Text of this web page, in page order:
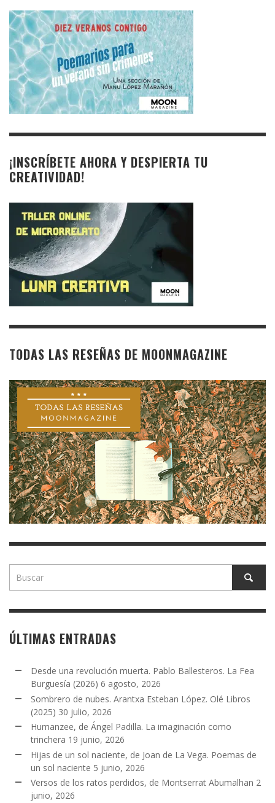
¡INSCRÍBETE AHORA Y DESPIERTA TU
CREATIVIDAD!
TODAS LAS RESEÑAS DE MOONMAGAZINE
ÚLTIMAS ENTRADAS
Desde una revolución muerta. Pablo Ballesteros. La Fea
Burguesía (2026) 6 agosto, 2026
Sombrero de nubes. Arantxa Esteban López. Olé Libros
(2025) 30 julio, 2026
Humanzee, de Ángel Padilla. La imaginación como
trinchera 19 junio, 2026
Hijas de un sol naciente, de Joan de La Vega. Poemas de
un sol naciente 5 junio, 2026
Versos de los ratos perdidos, de Montserrat Abumalhan 2
junio, 2026